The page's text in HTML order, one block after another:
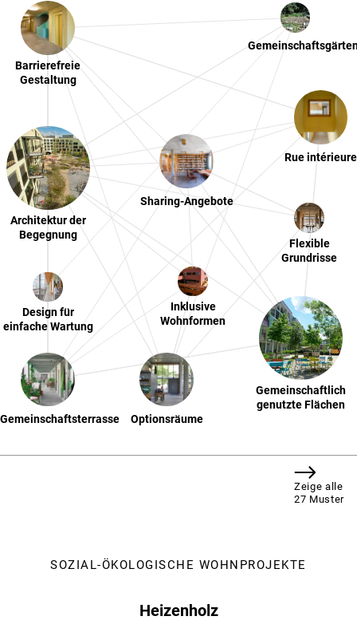
Zeige alle
27 Muster
Gemeinschaftsgärten
Design für
einfache Wartung
Sharing-Angebote
Optionsräume
Barrierefreie
Gestaltung
Inklusive
Wohnformen
Gemeinschaftsterrasse
Rue intérieure
Gemeinschaftlich
genutzte Flächen
Architektur der
Begegnung
Flexible
Grundrisse
SOZIAL-ÖKOLOGISCHE WOHNPROJEKTE
Heizenholz